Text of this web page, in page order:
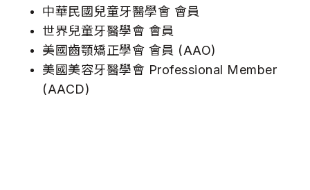
中華民國兒童牙醫學會 會員
世界兒童牙醫學會 會員
美國齒顎矯正學會 會員 (AAO)
美國美容牙醫學會 Professional Member
(AACD)